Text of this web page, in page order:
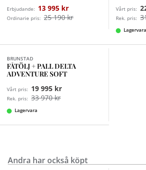
vad som visas här. För Consul i läder
Erbjudande: 13 995 kr
Ordinarie pris: 25 190 kr
Vårt pris:
Rek. pris:
Lagervara
BRUNSTAD
FÅTÖLJ + PALL DELTA
ADVENTURE SOFT
Vårt pris: 19 995 kr
Rek. pris: 33 970 kr
Lagervara
Andra har också köpt
Finns i fler val (4)